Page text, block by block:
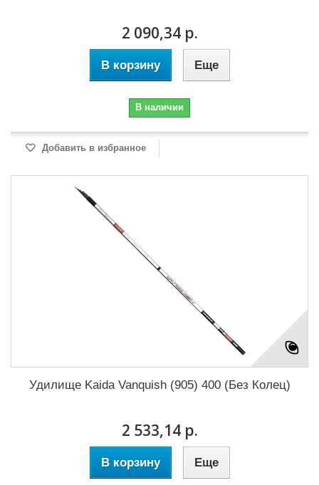
2 090,34 р.
В корзину Еще
В наличии
Добавить в избранное
Удилище Kaida Vanquish (905) 400 (Без Колец)
2 533,14 р.
В корзину Еще